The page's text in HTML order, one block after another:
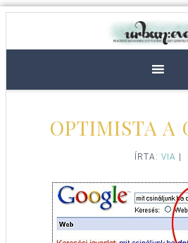
OPTIMISTA A
ÍRTA: VIA